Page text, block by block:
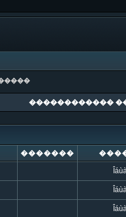
������������
�������